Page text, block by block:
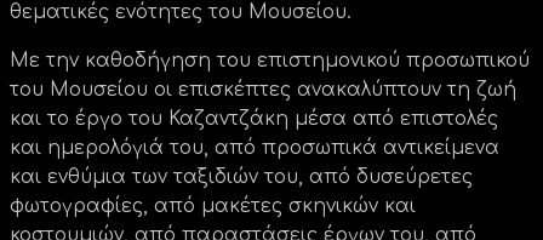
θεματικές ενότητες του Μουσείου.
Με την καθοδήγηση του επιστημονικού προσωπικού
του Μουσείου οι επισκέπτες ανακαλύπτουν τη ζωή
και το έργο του Καζαντζάκη μέσα από επιστολές
και ημερολόγιά του, από προσωπικά αντικείμενα
και ενθύμια των ταξιδιών του, από δυσεύρετες
φωτογραφίες, από μακέτες σκηνικών και
κοστουμιών, από παραστάσεις έργων του, από